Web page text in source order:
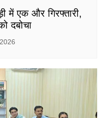
में एक और गिरफ्तारी,
दबोचा